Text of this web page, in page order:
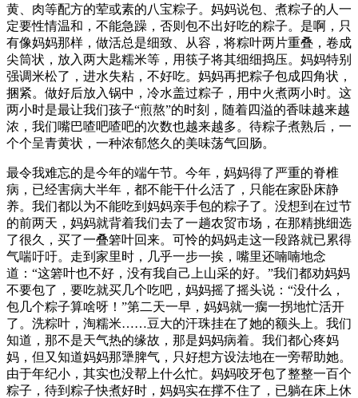
黄、肉等配方的荤或素的八宝粽子。妈妈说包、煮粽子的人一
定要性情温和，不能急躁，否则包不出好吃的粽子。是啊，只
有像妈妈那样，做活总是细致、从容，将粽叶两片重叠，卷成
尖筒状，放入两大匙糯米等，用筷子将其细细捣压。妈妈特别
强调米松了，进水失粘，不好吃。妈妈再把粽子包成四角状，
捆紧。做好后放入锅中，冷水盖过粽子，用中火煮两小时。这
两小时是最让我们孩子“煎熬”的时刻，随着四溢的香味越来越
浓，我们嘴巴喳吧喳吧的次数也越来越多。待粽子煮熟后，一
个个呈青黄状，一种浓郁悠久的美味荡气回肠。
最令我难忘的是今年的端午节。今年，妈妈得了严重的脊椎
病，已经害病大半年，都不能干什么活了，只能在家卧床静
养。我们都以为不能吃到妈妈亲手包的粽子了。没想到在过节
的前两天，妈妈就背着我们去了一趟农贸市场，在那精挑细选
了很久，买了一叠箬叶回来。可怜的妈妈走这一段路就已累得
气喘吁吁。走到家里时，几乎一步一挨，嘴里还喃喃地念
道：“这箬叶也不好，没有我自己上山采的好。”我们都劝妈妈
不要包了，要吃就买几个吃吧，妈妈摇了摇头说：“没什么，
包几个粽子算啥呀！”第二天一早，妈妈就一瘸一拐地忙活开
了。洗粽叶，淘糯米……豆大的汗珠挂在了她的额头上。我们
知道，那不是天气热的缘故，那是妈妈病着。我们都心疼妈
妈，但又知道妈妈那犟脾气，只好想方设法地在一旁帮助她。
由于年纪小，其实也没帮上什么忙。妈妈咬牙包了整整一百个
粽子，待到粽子快煮好时，妈妈实在撑不住了，已躺在床上休